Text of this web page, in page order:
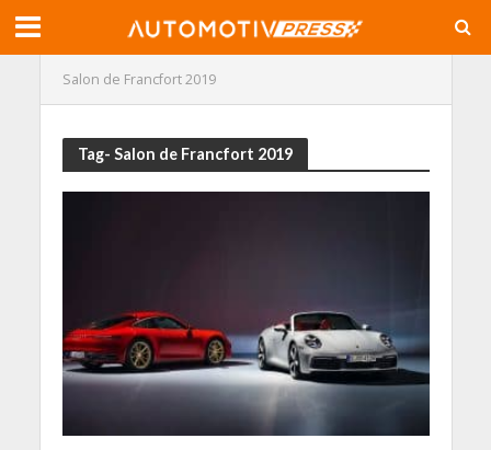
Salon de Francfort 2019
Tag- Salon de Francfort 2019